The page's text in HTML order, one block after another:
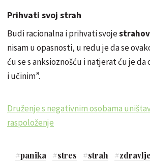
Prihvati svoj strah
Budi racionalna i prihvati svoje
nisam u opasnosti, u redu je da se
ću se s anksioznošću i natjerat ću je
i učinim”.
Druženje s negativnim osobama
raspoloženje
#panika #stres #strah #zdravlje